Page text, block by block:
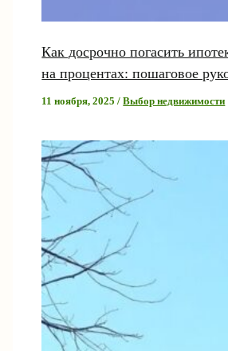
Как досрочно погасить
на процентах: пошаговое
11 ноября, 2025/Выбор недвижимости